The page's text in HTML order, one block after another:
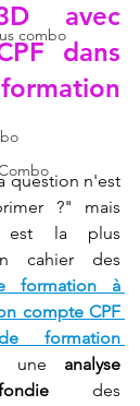
combo
avec
dans
question n'est
?" mais
est la plus
cahier des
formation à
compte CPF
formation
une analyse
des